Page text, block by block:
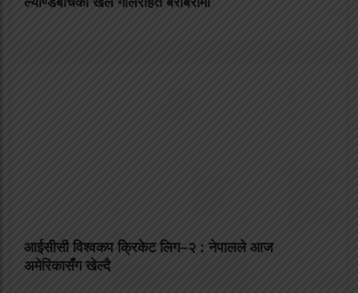
आईसीसी विश्वकप क्रिकेट लिग–२ : नेपालले आज
अमेरिकासँग खेल्दै